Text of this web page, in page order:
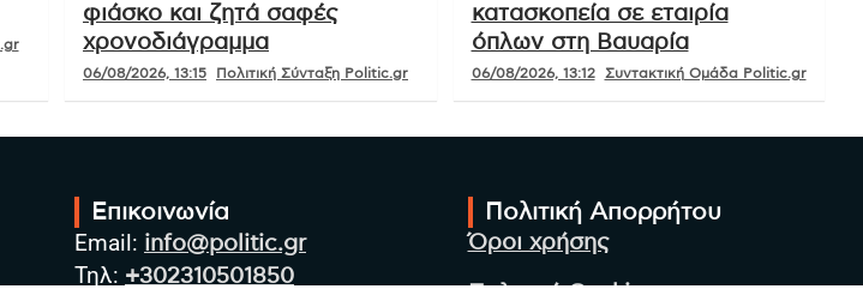
φιάσκο και ζητά σαφές
χρονοδιάγραμμα
06/08/2026, 13:15 Πολιτική Σύνταξη Politic.gr
κατασκοπεία σε εταιρία
όπλων στη Βαυαρία
06/08/2026, 13:12 Συντακτική Ομάδα Politic.gr
Επικοινωνία
Email: info@politic.gr
Τηλ: +302310501850
Πολιτική Απορρήτου
Όροι χρήσης